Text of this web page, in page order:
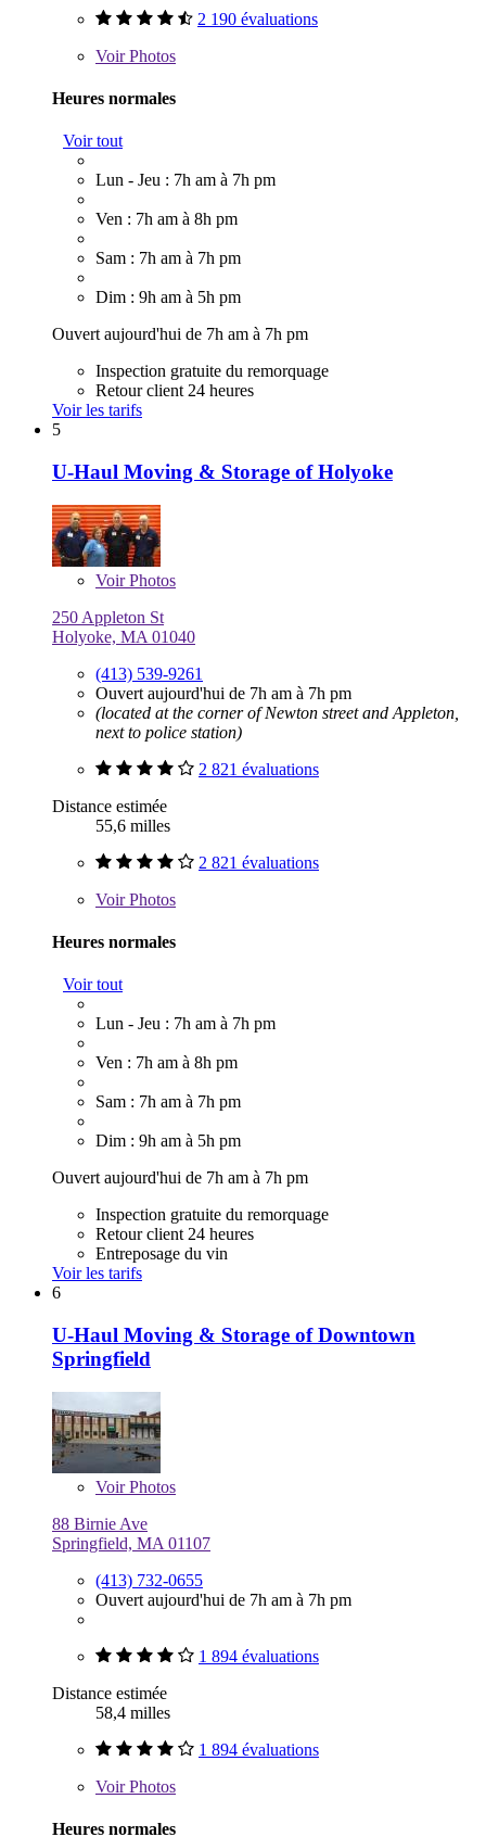
2 190 évaluations
VoirPhotos
Heures normales
Voir tout
Lun - Jeu : 7h am à 7h pm
Ven : 7h am à 8h pm
Sam : 7h am à 7h pm
Dim : 9h am à 5h pm
Ouvert aujourd'hui de 7h am à 7h pm
Inspection gratuite du remorquage
Retour client 24 heures
Voir les tarifs
5
U-Haul Moving & Storage of Holyoke
VoirPhotos
250 Appleton St
Holyoke, MA 01040
(413) 539-9261
Ouvert aujourd'hui de 7h am à 7h pm
(located at the corner of Newton street and Appleton,
next to police station)
2 821 évaluations
Distance estimée
55,6 milles
2 821 évaluations
VoirPhotos
Heures normales
Voir tout
Lun - Jeu : 7h am à 7h pm
Ven : 7h am à 8h pm
Sam : 7h am à 7h pm
Dim : 9h am à 5h pm
Ouvert aujourd'hui de 7h am à 7h pm
Inspection gratuite du remorquage
Retour client 24 heures
Entreposage du vin
Voir les tarifs
6
U-Haul Moving & Storage of Downtown
Springfield
VoirPhotos
88 Birnie Ave
Springfield, MA 01107
(413) 732-0655
Ouvert aujourd'hui de 7h am à 7h pm
1 894 évaluations
Distance estimée
58,4 milles
1 894 évaluations
VoirPhotos
Heures normales